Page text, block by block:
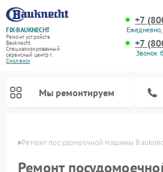
FIX-BAUKNECHT
Ремонт устройств
Bauknecht
Специализированный
cервисный центр г.
Смоленск
+7
+7
Звонок
Мы ремонтируем
Ремонт посудомоечной машины
Ремонт